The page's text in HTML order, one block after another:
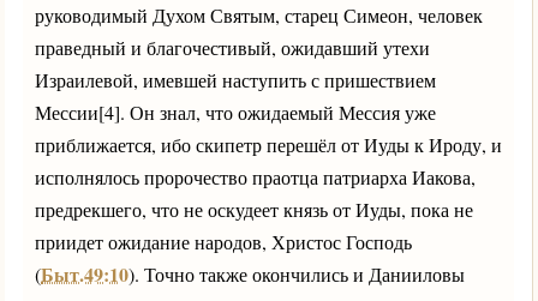
руководимый Духом Святым, старец Симеон, человек
праведный и благочестивый, ожидавший утехи
Израилевой, имевшей наступить с пришествием
Мессии[4]. Он знал, что ожидаемый Мессия уже
приближается, ибо скипетр перешёл от Иуды к Ироду, и
исполнялось пророчество праотца патриарха Иакова,
предрекшего, что не оскудеет князь от Иуды, пока не
приидет ожидание народов, Христос Господь
(Быт.49:10). Точно также окончились и Данииловы